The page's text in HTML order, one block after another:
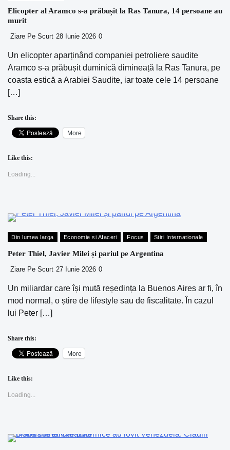
Elicopter al Aramco s-a prăbușit la Ras Tanura, 14 persoane au
murit
Ziare Pe Scurt 28 Iunie 2026 0
Un elicopter aparținând companiei petroliere saudite
Aramco s-a prăbușit duminică dimineață la Ras Tanura, pe
coasta estică a Arabiei Saudite, iar toate cele 14 persoane
[…]
Share this:
More
Like this:
Loading...
Din lumea larga Economie si Afaceri Focus Stiri Internationale
Peter Thiel, Javier Milei și pariul pe Argentina
Ziare Pe Scurt 27 Iunie 2026 0
Un miliardar care își mută reședința la Buenos Aires ar fi, în
mod normal, o știre de lifestyle sau de fiscalitate. În cazul
lui Peter […]
Share this:
More
Like this:
Loading...